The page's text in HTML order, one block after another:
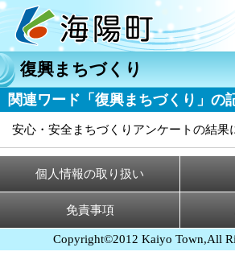
復興まちづくり
関連ワード「復興まちづくり」の
安心・安全まちづくりアンケートの結果
個人情報の取り扱い
免責事項
Copyright©2012 Kaiyo Town,All